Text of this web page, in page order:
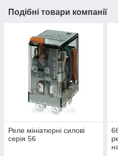
Подібні товари компанії
Реле мініатюрні силові
серія 56